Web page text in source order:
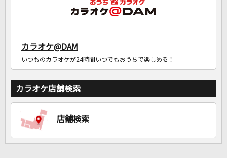
カラオケ@DAM
いつものカラオケが24時間いつでもおうちで楽しめる！
カラオケ店舗検索
店舗検索